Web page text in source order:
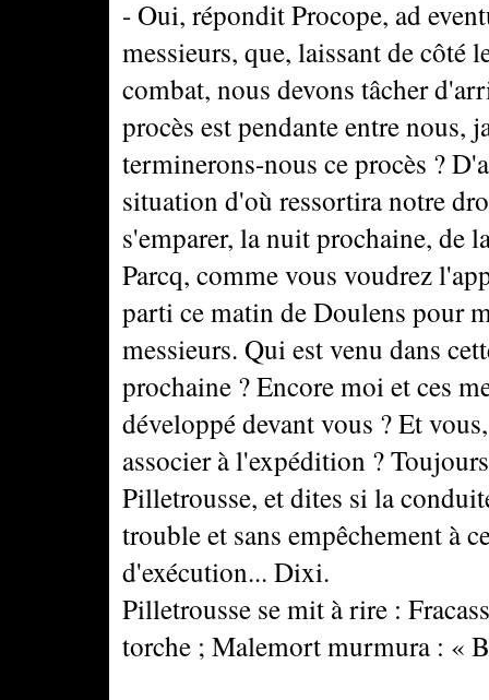
- Oui, répondit Procope, ad
messieurs, que, laissant de côté
combat, nous devons tâcher
procès est pendante entre nous,
terminerons-nous ce procès ?
situation d'où ressortira notre
s'emparer, la nuit prochaine, de
Parcq, comme vous voudrez
parti ce matin de Doulens pour
messieurs. Qui est venu dans
prochaine ? Encore moi et ces
développé devant vous ? Et
associer à l'expédition ?
Pilletrousse, et dites si la
trouble et sans empêchement à
d'exécution... Dixi.
Pilletrousse se mit à rire :
torche ; Malemort murmura : «